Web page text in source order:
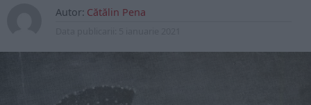
Autor: Cătălin Pena